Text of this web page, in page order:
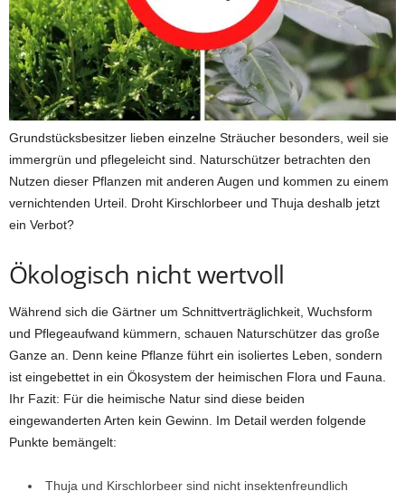
Grundstücksbesitzer lieben einzelne Sträucher besonders, weil sie
immergrün und pflegeleicht sind. Naturschützer betrachten den
Nutzen dieser Pflanzen mit anderen Augen und kommen zu einem
vernichtenden Urteil. Droht Kirschlorbeer und Thuja deshalb jetzt
ein Verbot?
Ökologisch nicht wertvoll
Während sich die Gärtner um Schnittverträglichkeit, Wuchsform
und Pflegeaufwand kümmern, schauen Naturschützer das große
Ganze an. Denn keine Pflanze führt ein isoliertes Leben, sondern
ist eingebettet in ein Ökosystem der heimischen Flora und Fauna.
Ihr Fazit: Für die heimische Natur sind diese beiden
eingewanderten Arten kein Gewinn. Im Detail werden folgende
Punkte bemängelt:
Thuja und Kirschlorbeer sind nicht insektenfreundlich